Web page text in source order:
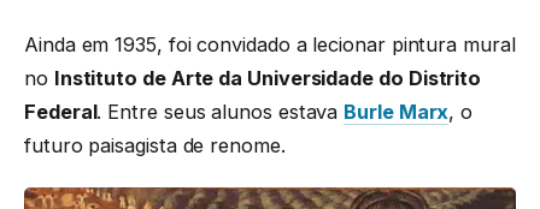
Ainda em 1935, foi convidado a lecionar pintura mural
no Instituto de Arte da Universidade do Distrito
Federal. Entre seus alunos estava Burle Marx, o
futuro paisagista de renome.